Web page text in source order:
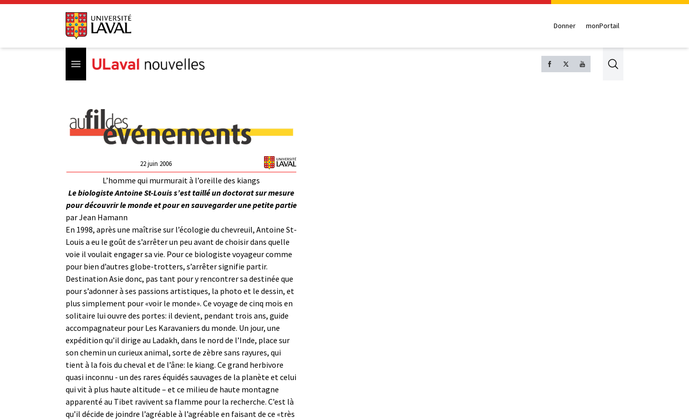
Donner monPortail
Open menu Search
22 juin 2006
L’homme qui murmurait à l’oreille des kiangs
Le biologiste Antoine St-Louis s’est taillé un doctorat sur mesure
pour découvrir le monde et pour en sauvegarder une petite partie
parJean Hamann
En 1998, après une maîtrise sur l’écologie du chevreuil, Antoine St-
Louis a eu le goût de s’arrêter un peu avant de choisir dans quelle
voie il voulait engager sa vie. Pour ce biologiste voyageur comme
pour bien d’autres globe-trotters, s’arrêter signifie partir.
Destination Asie donc, pas tant pour y rencontrer sa destinée que
pour s’adonner à ses passions artistiques, la photo et le dessin, et
plus simplement pour «voir le monde». Ce voyage de cinq mois en
solitaire lui ouvre des portes: il devient, pendant trois ans, guide
accompagnateur pour Les Karavaniers du monde. Un jour, une
expédition qu’il dirige au Ladakh, dans le nord de l’Inde, place sur
son chemin un curieux animal, sorte de zèbre sans rayures, qui
tient à la fois du cheval et de l’âne: le kiang. Ce grand herbivore
quasi inconnu - un des rares équidés sauvages de la planète et celui
qui vit à plus haute altitude – et ce milieu de haute montagne
apparenté au Tibet ravivent sa flamme pour la recherche. C’est là
qu’il décide de joindre l’agréable à l’agréable en faisant de ce «très